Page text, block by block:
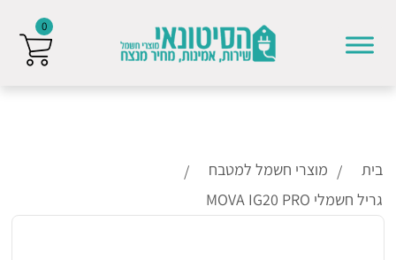
בית
מוצרי חשמל למטבח
גריל חשמלי ⁦MOVA IG20 PRO⁩
0